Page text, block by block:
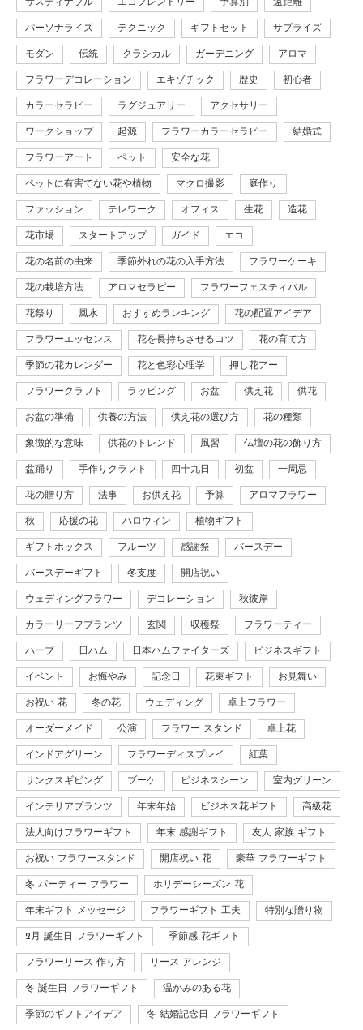
サスティナブル エコフレンドリー 予算別 遠距離
パーソナライズ テクニック ギフトセット サプライズ
モダン 伝統 クラシカル ガーデニング アロマ
フラワーデコレーション エキゾチック 歴史 初心者
カラーセラピー ラグジュアリー アクセサリー
ワークショップ 起源 フラワーカラーセラピー 結婚式
フラワーアート ペット 安全な花
ペットに有害でない花や植物 マクロ撮影 庭作り
ファッション テレワーク オフィス 生花 造花
花市場 スタートアップ ガイド エコ
花の名前の由来 季節外れの花の入手方法 フラワーケーキ
花の栽培方法 アロマセラピー フラワーフェスティバル
花祭り 風水 おすすめランキング 花の配置アイデア
フラワーエッセンス 花を長持ちさせるコツ 花の育て方
季節の花カレンダー 花と色彩心理学 押し花アー
フラワークラフト ラッピング お盆 供え花 供花
お盆の準備 供養の方法 供え花の選び方 花の種類
象徴的な意味 供花のトレンド 風習 仏壇の花の飾り方
盆踊り 手作りクラフト 四十九日 初盆 一周忌
花の贈り方 法事 お供え花 予算 アロマフラワー
秋 応援の花 ハロウィン 植物ギフト
ギフトボックス フルーツ 感謝祭 バースデー
バースデーギフト 冬支度 開店祝い
ウェディングフラワー デコレーション 秋彼岸
カラーリーフプランツ 玄関 収穫祭 フラワーティー
ハーブ 日ハム 日本ハムファイターズ ビジネスギフト
イベント お悔やみ 記念日 花束ギフト お見舞い
お祝い 花 冬の花 ウェディング 卓上フラワー
オーダーメイド 公演 フラワー スタンド 卓上花
インドアグリーン フラワーディスプレイ 紅葉
サンクスギビング ブーケ ビジネスシーン 室内グリーン
インテリアプランツ 年末年始 ビジネス花ギフト 高級花
法人向けフラワーギフト 年末 感謝ギフト 友人 家族 ギフト
お祝い フラワースタンド 開店祝い 花 豪華 フラワーギフト
冬 パーティー フラワー ホリデーシーズン 花
年末ギフト メッセージ フラワーギフト 工夫 特別な贈り物
2月 誕生日 フラワーギフト 季節感 花ギフト
フラワーリース 作り方 リース アレンジ
冬 誕生日 フラワーギフト 温かみのある花
季節のギフトアイデア 冬 結婚記念日 フラワーギフト